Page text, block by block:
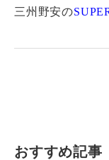
三州野安の
おすすめ記事